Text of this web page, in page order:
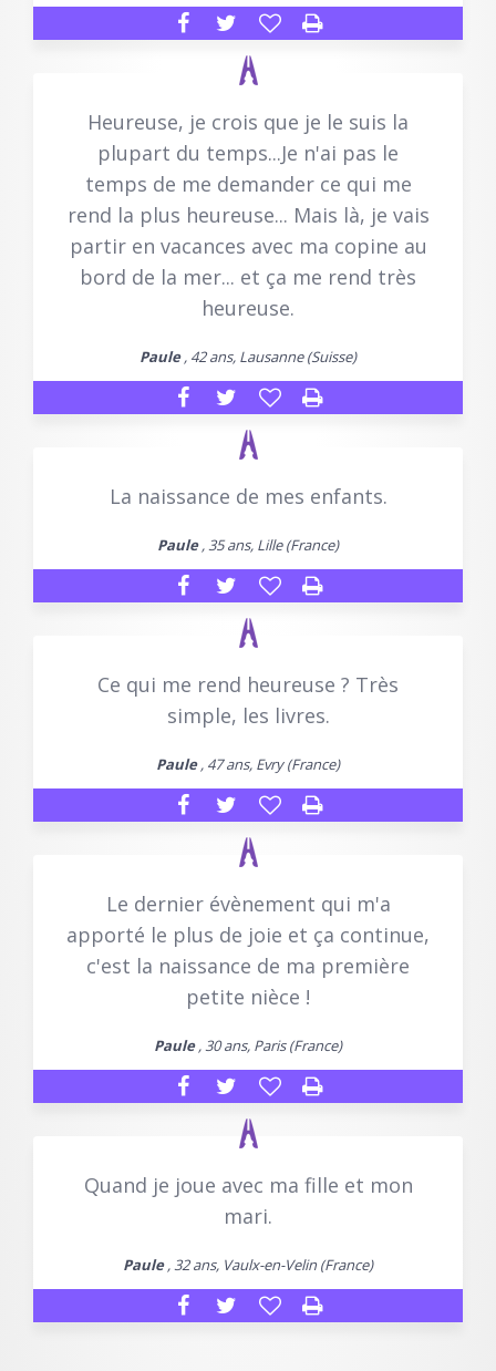
Heureuse, je crois que je le suis la
plupart du temps...Je n'ai pas le
temps de me demander ce qui me
rend la plus heureuse... Mais là, je vais
partir en vacances avec ma copine au
bord de la mer... et ça me rend très
heureuse.
Paule, 42 ans, Lausanne (Suisse)
La naissance de mes enfants.
Paule, 35 ans, Lille (France)
Ce qui me rend heureuse ? Très
simple, les livres.
Paule, 47 ans, Evry (France)
Le dernier évènement qui m'a
apporté le plus de joie et ça continue,
c'est la naissance de ma première
petite nièce !
Paule, 30 ans, Paris (France)
Quand je joue avec ma fille et mon
mari.
Paule, 32 ans, Vaulx-en-Velin (France)